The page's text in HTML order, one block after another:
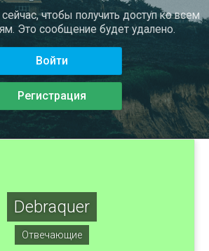
чтобы получить доступ ко всем
Это сообщение будет удалено.
Войти
Регистрация
Debraquer
Отвечающие